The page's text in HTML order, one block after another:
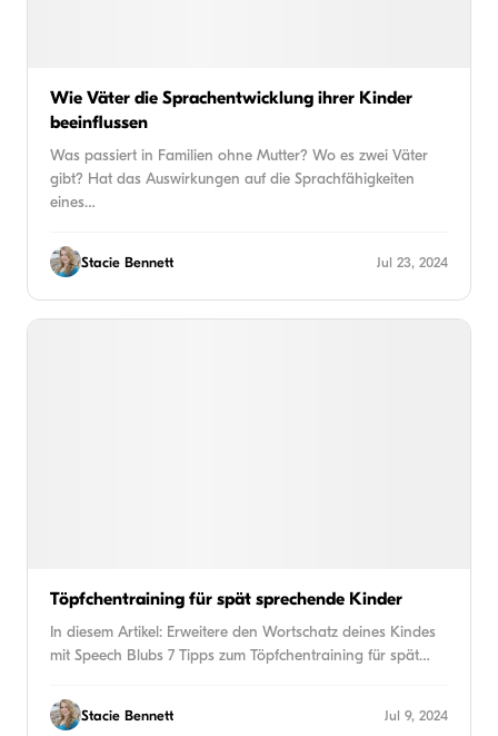
Wie Väter die Sprachentwicklung ihrer Kinder
beeinflussen
Was passiert in Familien ohne Mutter? Wo es zwei Väter
gibt? Hat das Auswirkungen auf die Sprachfähigkeiten
eines…
Stacie Bennett Jul 23, 2024
Töpfchentraining für spät sprechende Kinder
In diesem Artikel: Erweitere den Wortschatz deines Kindes
mit Speech Blubs 7 Tipps zum Töpfchentraining für spät…
Stacie Bennett Jul 9, 2024